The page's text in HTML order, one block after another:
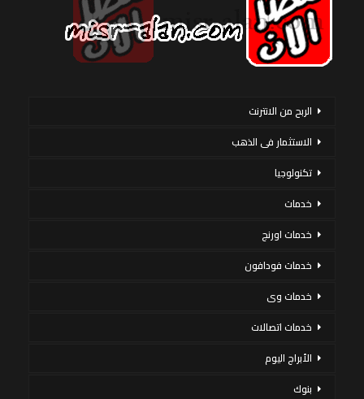
الربح من الانترنت
الاستثمار فى الذهب
تكنولوجيا
خدمات
خدمات اورنج
خدمات فودافون
خدمات وى
خدمات اتصالات
الأبراج اليوم
بنوك